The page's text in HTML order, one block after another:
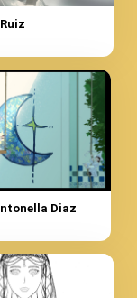
Diaz